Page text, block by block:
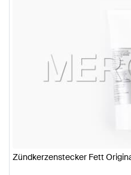
Zündkerzenstecker Fett